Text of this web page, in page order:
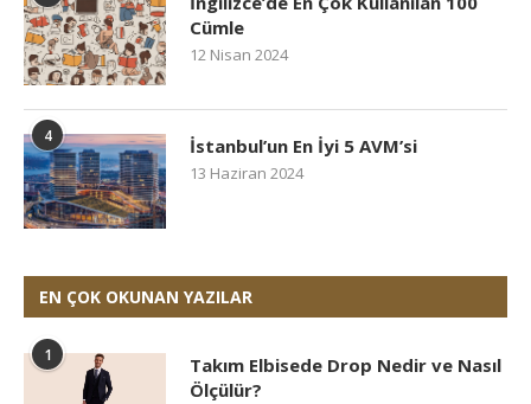
Cümle
12 Nisan 2024
4 İstanbul’un En İyi 5 AVM’si
13 Haziran 2024
EN ÇOK OKUNAN YAZILAR
1
Takım Elbisede Drop Nedir ve Nasıl
Ölçülür?